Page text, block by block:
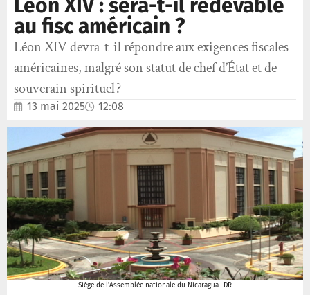
Léon XIV : sera-t-il redevable
au fisc américain ?
Léon XIV devra-t-il répondre aux exigences fiscales
américaines, malgré son statut de chef d’État et de
souverain spirituel ?
13 mai 2025 12:08
Siège de l'Assemblée nationale du Nicaragua- DR